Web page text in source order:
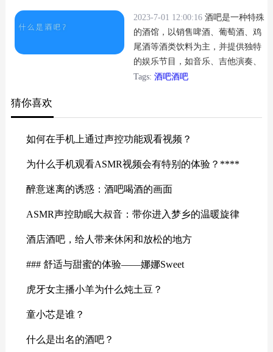
2023-7-01 12:00:16 酒吧是一种特殊
的酒馆，以销售啤酒、葡萄酒、鸡
尾酒等酒类饮料为主，并提供独特
的娱乐节目，如音乐、吉他演奏、
表演等。
Tags: 酒吧酒吧
猜你喜欢
如何在手机上通过声控功能观看视频？
为什么手机观看ASMR视频会有特别的体验？****
醉意迷离的诱惑：酒吧喝酒的画面
ASMR声控助眠大叔音：带你进入梦乡的温暖旋律
酒店酒吧，给人带来休闲和放松的地方
### 舒适与甜蜜的体验——娜娜Sweet
虎牙女主播小羊为什么炖土豆？
童小芯是谁？
什么是出名的酒吧？